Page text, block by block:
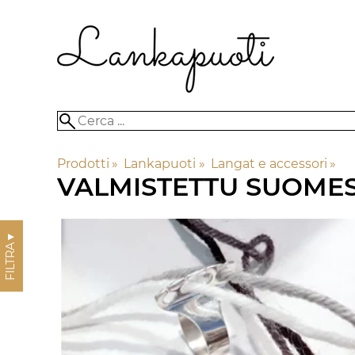
Prodotti ‪» Lankapuoti ‪» Langat e accessori ‪»
VALMISTETTU
FILTRA
▼